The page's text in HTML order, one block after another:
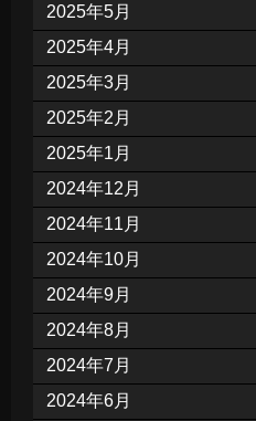
2025年5月
2025年4月
2025年3月
2025年2月
2025年1月
2024年12月
2024年11月
2024年10月
2024年9月
2024年8月
2024年7月
2024年6月